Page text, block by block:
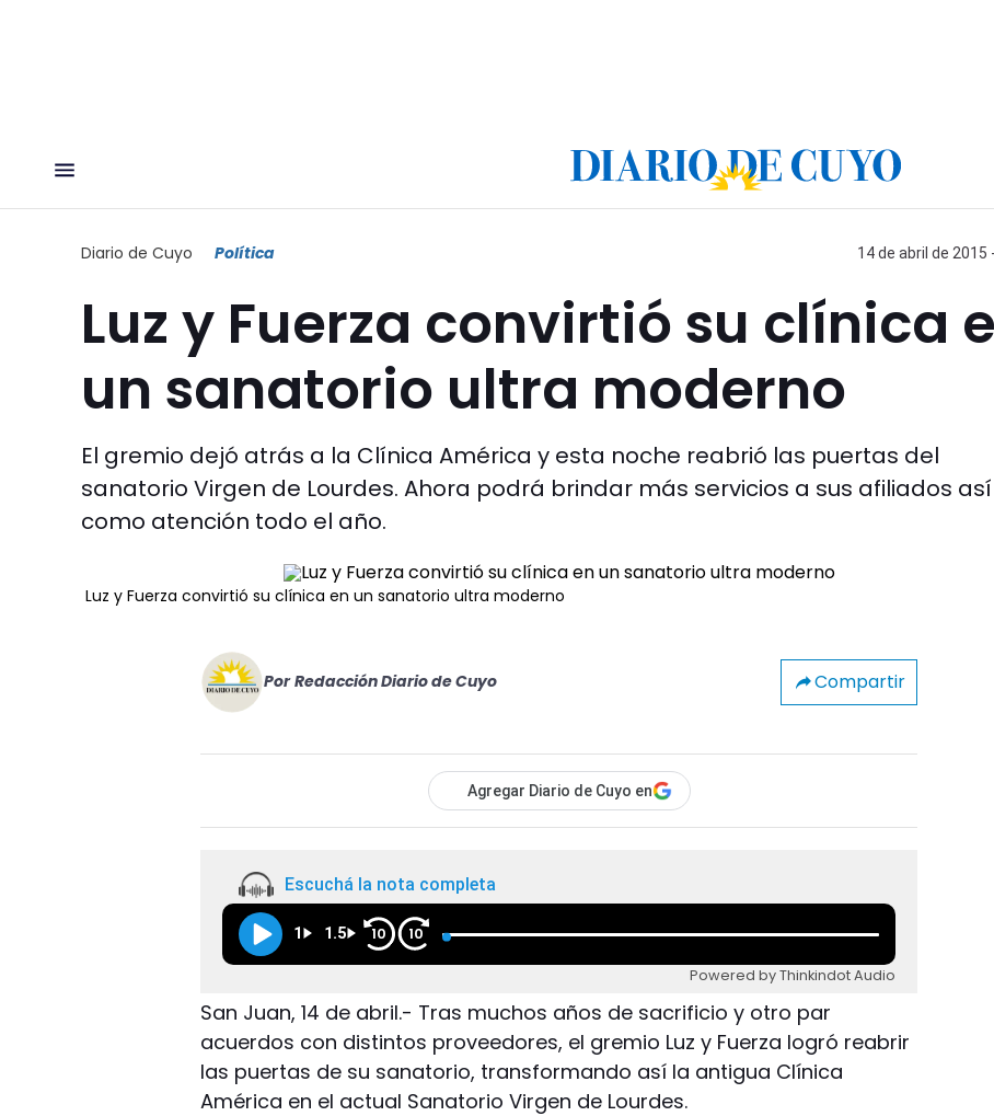
Diario de Cuyo Política 14 de abril de 2015
Luz y Fuerza convirtió su clínica
un sanatorio ultra moderno
El gremio dejó atrás a la Clínica América y esta noche reabrió las puertas del
sanatorio Virgen de Lourdes. Ahora podrá brindar más servicios a sus afiliados así
como atención todo el año.
Luz y Fuerza convirtió su clínica en un sanatorio ultra moderno
Por Redacción Diario de Cuyo Compartir
Agregar Diario de Cuyo en
Escuchá la nota completa
1 1.5 10 10
Powered by Thinkindot Audio
San Juan, 14 de abril.- Tras muchos años de sacrificio y otro par
acuerdos con distintos proveedores, el gremio Luz y Fuerza logró reabrir
las puertas de su sanatorio, transformando así la antigua Clínica
América en el actual Sanatorio Virgen de Lourdes.